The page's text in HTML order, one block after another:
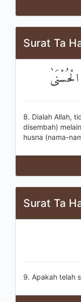
Surat Ta
8. Dialah Allah,
disembah)
husna (nama-
Surat Ta
9. Apakah telah